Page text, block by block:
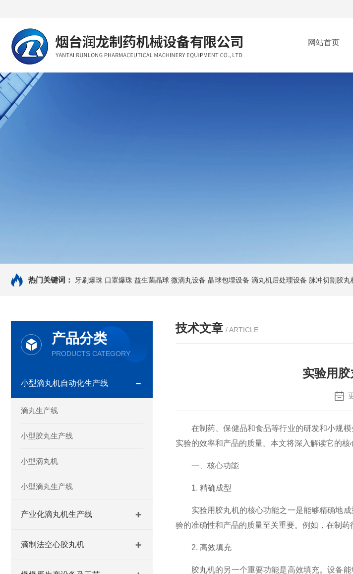
网站首页
热门关键词： 牙刷爆珠 口罩爆珠 益生菌晶球 微滴丸设备 晶球包埋设备 滴丸机后处理设备 脉冲切割胶丸
产品分类
PRODUCTS CATEGORY
小型滴丸机自动化生产线
滴丸生产线
小型胶丸生产线
小型滴丸机
小型滴丸生产线
产业化滴丸机生产线
滴制法空心胶丸机
技术文章 / ARTICLE
实验用
在制药、保健品和食品等行业的研发和小规模
实验的效率和产品的质量。本文将深入解读它的
一、核心功能
1. 精确成型
实验用胶丸机的核心功能之一是能够精确地成
验的准确性和产品的质量至关重要。例如，在制
2. 高效填充
胶丸机的另一个重要功能是高效填充。设备能